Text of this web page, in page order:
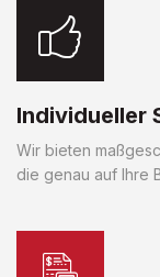
Individueller
Wir bieten
die genau auf Ihre